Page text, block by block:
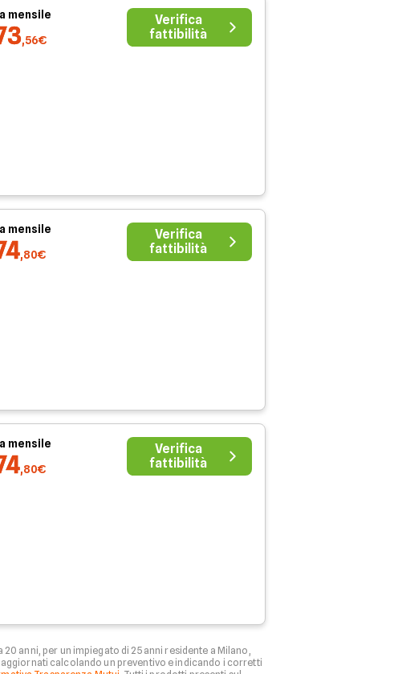
mensile
,56€
Verifica
fattibilità
mensile
,80€
Verifica
fattibilità
mensile
,80€
Verifica
fattibilità
anni, per un impiegato di 25 anni residente a Milano,
calcolando un preventivo e indicando i corretti